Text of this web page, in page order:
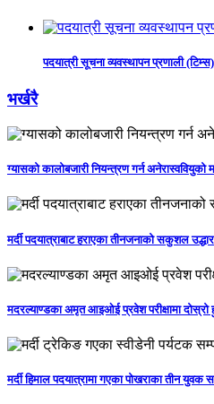
पदयात्री सूचना व्यवस्थापन प्रणाली
भर्खरै
ग्यासको कालोबजारी नियन्त्रण गर्न अनेरास्ववियुको
मर्दी पदयात्राबाट हराएका तीनजनाको सकुशल उद्धार
मदरल्याण्डका अमृत आइओई प्रवेश परीक्षामा दोस्रो
मर्दी हिमाल पदयात्रामा गएका पोखराका तीन युवक